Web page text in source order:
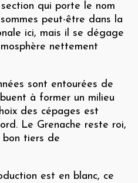
qui porte le nom
peut-être dans la
ici, mais il se dégage
nettement
sont entourées de
à former un milieu
des cépages est
Le Grenache reste roi,
bon tiers de
est en blanc, ce